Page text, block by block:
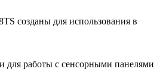
созданы для использования в
для работы с сенсорными панелями